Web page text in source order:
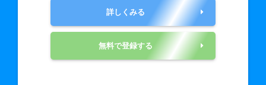
詳しくみる
無料で登録する